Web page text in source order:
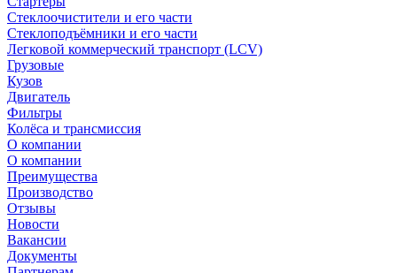
Стеклоочистители и его части
Стеклоподъёмники и его части
Легковой коммерческий транспорт (LCV)
Грузовые
Кузов
Двигатель
Фильтры
Колёса и трансмиссия
О компании
О компании
Преимущества
Производство
Отзывы
Новости
Вакансии
Документы